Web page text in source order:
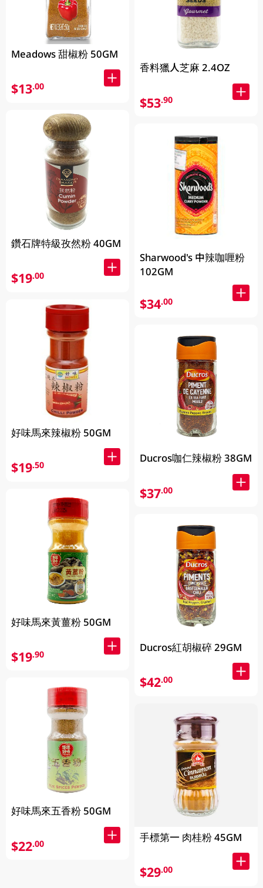
Meadows 甜椒粉 50GM
$13.00
鑽石牌特級孜然粉 40GM
$19.00
好味馬來辣椒粉 50GM
$19.50
好味馬來黃薑粉 50GM
$19.90
好味馬來五香粉 50GM
$22.00
香料獵人芝麻 2.4OZ
$53.90
Sharwood's 中辣咖喱粉
102GM
$34.00
Ducros咖仁辣椒粉 38GM
$37.00
Ducros紅胡椒碎 29GM
$42.00
手標第一 肉桂粉 45GM
$29.00